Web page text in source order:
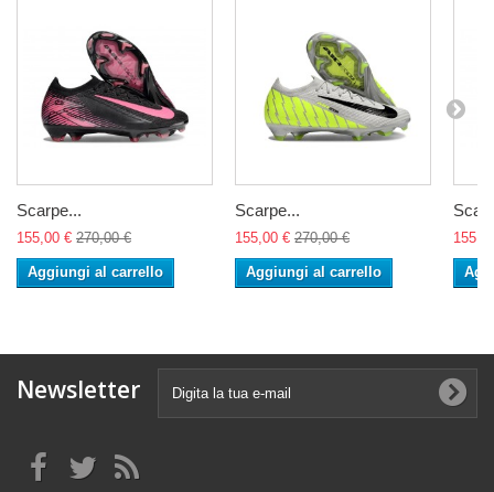
Scarpe...
155,00 € 270,00 €
Aggiungi al carrello
Scarpe...
155,00 € 270,00 €
Aggiungi al carrello
Newsletter